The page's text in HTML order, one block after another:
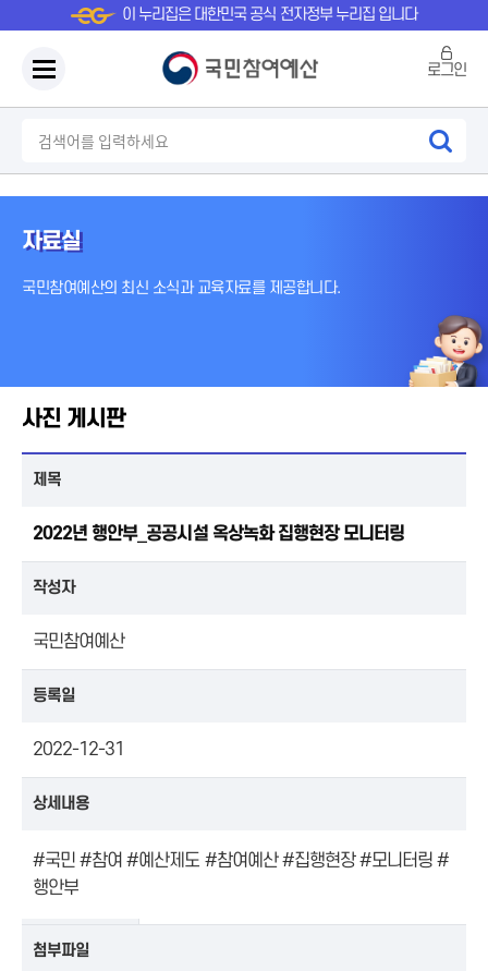
이 누리집은 대한민국 공식 전자정부 누리집 입니다
로그인
자료실
국민참여예산의 최신 소식과 교육자료를 제공합니다.
사진 게시판
제목
2022년 행안부_공공시설 옥상녹화 집행현장 모니터링
작성자
국민참여예산
등록일
2022-12-31
상세내용
#국민 #참여 #예산제도 #참여예산 #집행현장 #모니터링 #
행안부
첨부파일